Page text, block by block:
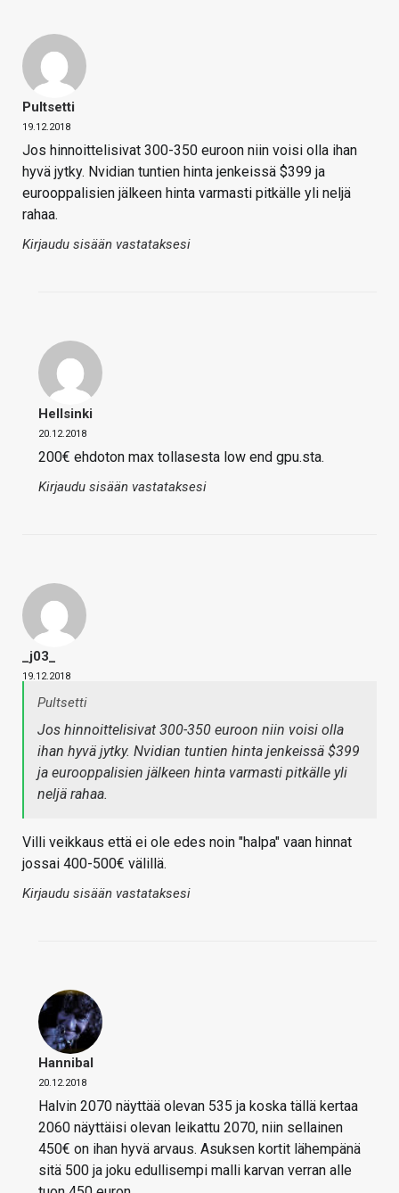
Pultsetti
19.12.2018
Jos hinnoittelisivat 300-350 euroon niin voisi olla ihan
hyvä jytky. Nvidian tuntien hinta jenkeissä $399 ja
eurooppalisien jälkeen hinta varmasti pitkälle yli neljä
rahaa.
Kirjaudu sisään vastataksesi
Hellsinki
20.12.2018
200€ ehdoton max tollasesta low end gpu.sta.
Kirjaudu sisään vastataksesi
_j03_
19.12.2018
Pultsetti
Jos hinnoittelisivat 300-350 euroon niin voisi olla
ihan hyvä jytky. Nvidian tuntien hinta jenkeissä $399
ja eurooppalisien jälkeen hinta varmasti pitkälle yli
neljä rahaa.
Villi veikkaus että ei ole edes noin "halpa" vaan hinnat
jossai 400-500€ välillä.
Kirjaudu sisään vastataksesi
Hannibal
20.12.2018
Halvin 2070 näyttää olevan 535 ja koska tällä kertaa
2060 näyttäisi olevan leikattu 2070, niin sellainen
450€ on ihan hyvä arvaus. Asuksen kortit lähempänä
sitä 500 ja joku edullisempi malli karvan verran alle